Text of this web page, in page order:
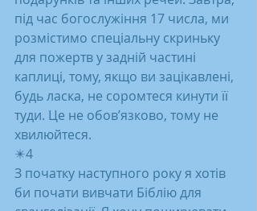
під час богослужіння 17 числа, ми
розмістимо спеціальну скриньку
для пожертв у задній частині
каплиці, тому, якщо ви зацікавлені,
будь ласка, не соромтеся кинути її
туди. Це не обов’язково, тому не
хвилюйтеся.
✴️4
З початку наступного року я хотів
би почати вивчати Біблію для